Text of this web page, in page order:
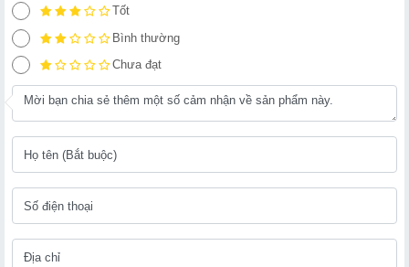
Tốt
Bình thường
Chưa đạt